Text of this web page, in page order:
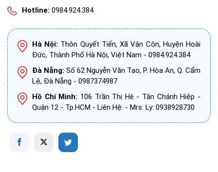
Hotline: 0984.924.384
Hà Nội: Thôn Quyết Tiến, Xã Vân Côn, Huyện Hoài
Đức, Thành Phố Hà Nội, Việt Nam - 0984.924.384
Đà Nẵng: Số 62 Nguyễn Văn Tạo, P. Hòa An, Q. Cẩm
Lệ, Đà Nẵng - 0987374987
Hồ Chí Minh: 106 Trần Thị Hè - Tân Chánh Hiệp -
Quận 12 - Tp.HCM - Liên Hệ: - Mrs: Ly: 0938928730